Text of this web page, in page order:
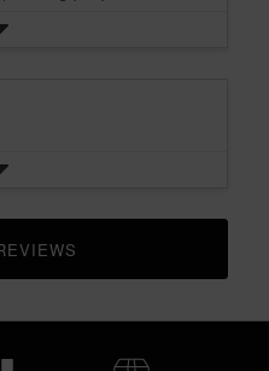
TO GO TO ALL REVIEWS